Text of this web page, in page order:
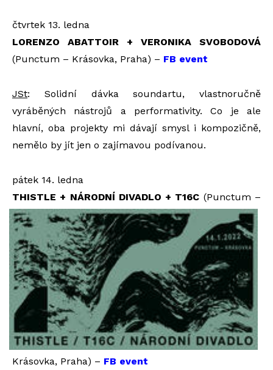
čtvrtek 13. ledna
LORENZO ABATTOIR + VERONIKA SVOBODOVÁ
(Punctum – Krásovka, Praha) – FB event
JSt: Solidní dávka soundartu, vlastnoručně
vyráběných nástrojů a performativity. Co je ale
hlavní, oba projekty mi dávají smysl i kompozičně,
nemělo by jít jen o zajímavou podívanou.
pátek 14. ledna
THISTLE + NÁRODNÍ DIVADLO + T16C (Punctum –
Krásovka, Praha) – FB event